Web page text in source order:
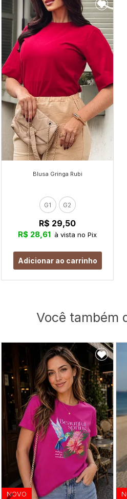
Blusa Gringa Rubi
G1 G2
R$ 29,50
R$ 28,61 à vista no Pix
Adicionar ao carrinho
Você também
NOVO